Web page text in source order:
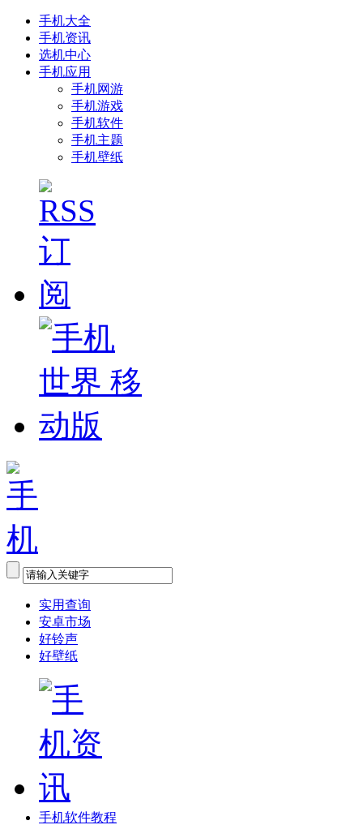
手机大全
手机资讯
选机中心
手机应用
手机网游
手机游戏
手机软件
手机主题
手机壁纸
实用查询
安卓市场
好铃声
好壁纸
手机软件教程